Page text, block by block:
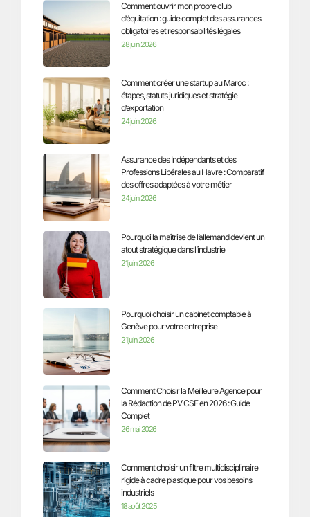
Comment ouvrir mon propre club
d’équitation : guide complet des assurances
obligatoires et responsabilités légales
28 juin 2026
Comment créer une startup au Maroc :
étapes, statuts juridiques et stratégie
d’exportation
24 juin 2026
Assurance des Indépendants et des
Professions Libérales au Havre : Comparatif
des offres adaptées à votre métier
24 juin 2026
Pourquoi la maîtrise de l’allemand devient un
atout stratégique dans l’industrie
21 juin 2026
Pourquoi choisir un cabinet comptable à
Genève pour votre entreprise
21 juin 2026
Comment Choisir la Meilleure Agence pour
la Rédaction de PV CSE en 2026 : Guide
Complet
26 mai 2026
Comment choisir un filtre multidisciplinaire
rigide à cadre plastique pour vos besoins
industriels
18 août 2025